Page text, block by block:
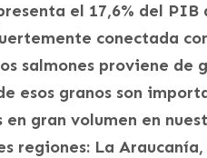
el 17,6% del PIB
conectada
salmones proviene de
esos granos son
gran volumen en
regiones: La